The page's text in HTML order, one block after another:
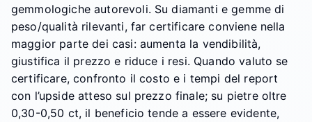
gemmologiche autorevoli. Su diamanti e gemme di
peso/qualità rilevanti, far certificare conviene nella
maggior parte dei casi: aumenta la vendibilità,
giustifica il prezzo e riduce i resi. Quando valuto se
certificare, confronto il costo e i tempi del report
con l’upside atteso sul prezzo finale; su pietre oltre
0,30-0,50 ct, il beneficio tende a essere evidente,